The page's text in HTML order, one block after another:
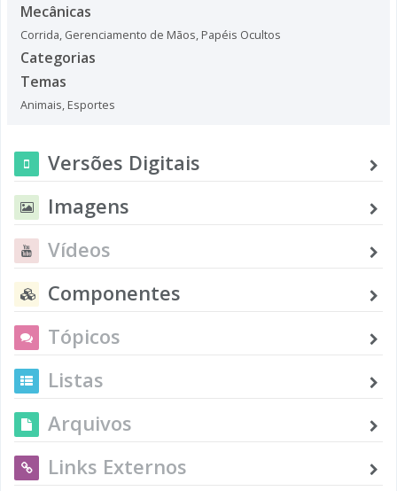
Mecânicas
Corrida, Gerenciamento de Mãos, Papéis Ocultos
Categorias
Temas
Animais, Esportes
Versões Digitais
Imagens
Vídeos
Componentes
Tópicos
Listas
Arquivos
Links Externos